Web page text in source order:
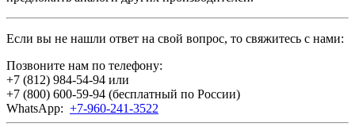
Если вы не нашли ответ на свой вопрос, то свяжитесь с нами:
Позвоните нам по телефону:
+7 (812) 984-54-94 или
+7 (800) 600-59-94 (бесплатный по России)
WhatsApp: +7-960-241-3522